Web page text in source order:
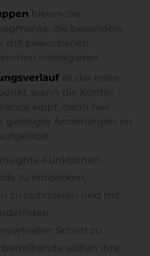
bieten die
die besonders
mit beworbenen
interagieren.
ist der erste
wenn die Konto-
kippt, denn hier
getätigte Änderungen im
Funktionen
zu entdecken,
zu optimieren und mit
Schritt zu
sollten ihre